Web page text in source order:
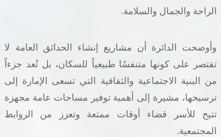
الراحة والجمال والسلامة.
وأوضحت الدائرة أن مشاريع إنشاء الحدائق العامة لا
تقتصر على كونها متنفسًا طبيعياً للسكان، بل تُعد جزءاً
من البنية الاجتماعية والثقافية التي تسعى الإمارة إلى
ترسيخها، مشيرة إلى أهمية توفير مساحات عامة مجهزة
تتيح للأسر قضاء أوقات ممتعة وتعزز من الروابط
المجتمعية.